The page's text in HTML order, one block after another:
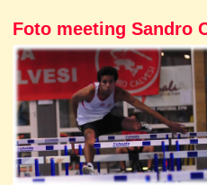
Foto meeting Sandro